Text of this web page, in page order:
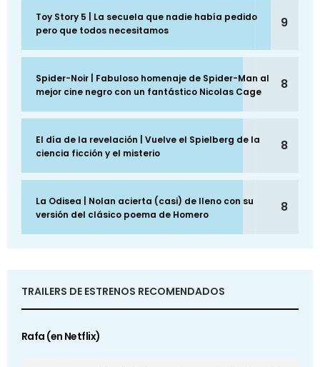
Toy Story 5 | La secuela que nadie había pedido
pero que todos necesitamos
9
Spider-Noir | Fabuloso homenaje de Spider-Man al
mejor cine negro con un fantástico Nicolas Cage
8
El día de la revelación | Vuelve el Spielberg de la
ciencia ficción y el misterio
8
La Odisea | Nolan acierta (casi) de lleno con su
versión del clásico poema de Homero
8
TRAILERS DE ESTRENOS RECOMENDADOS
Rafa (en Netflix)